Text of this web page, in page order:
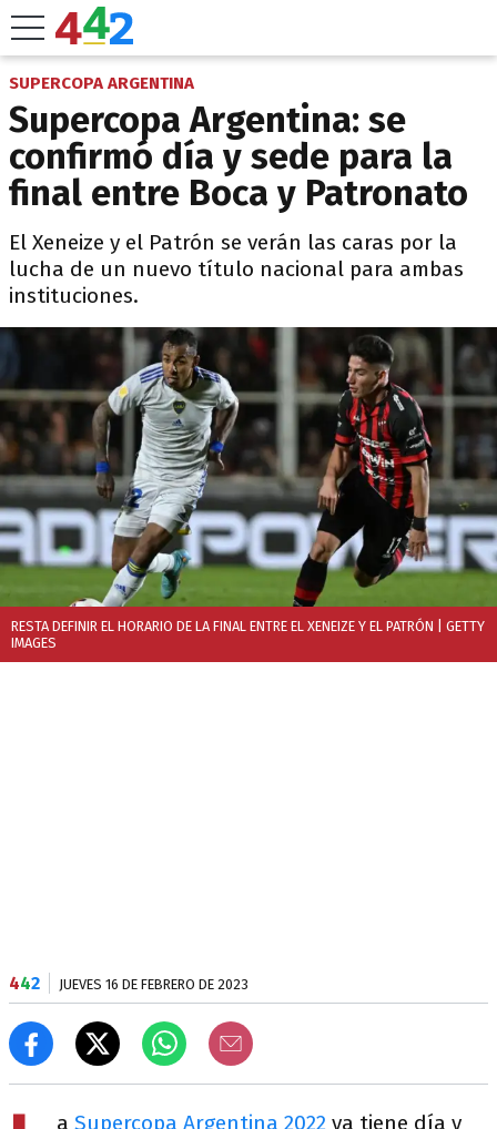
SUPERCOPA ARGENTINA
Supercopa Argentina: se
confirmó día y sede para la
final entre Boca y Patronato
El Xeneize y el Patrón se verán las caras por la
lucha de un nuevo título nacional para ambas
instituciones.
RESTA DEFINIR EL HORARIO DE LA FINAL ENTRE EL XENEIZE Y EL PATRÓN | GETTY
IMAGES
442 JUEVES 16 DE FEBRERO DE 2023
a Supercopa Argentina 2022 ya tiene día y